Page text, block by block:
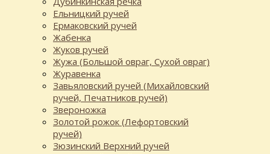
Ельницкий ручей
Ермаковский ручей
Жабенка
Жуков ручей
Жужа (Большой овраг, Сухой овраг)
Журавенка
Завьяловский ручей (Михайловский
ручей, Печатников ручей)
Звероножка
Золотой рожок (Лефортовский
ручей)
Зюзинский Верхний ручей